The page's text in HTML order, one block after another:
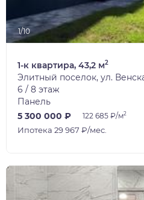
1/10
1-к квартира, 43,2 м2
Элитный поселок, ул.
6 / 8 этаж
Панель
5 300 000 ₽
122 685 ₽/м2
Ипотека 29 967 ₽/мес.